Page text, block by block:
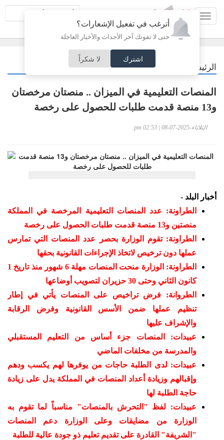
أترغب في تفعيل الإشعارات؟
حتى لا تفوتك آخر الأحداث والأخبار العاجلة
اشترك لا شكراً
الرئيسية
المنصات التعليمية في الميزان .. منصتان مرخصتان
و13 منصة قدمت طلبات للحصول على رخصة
الثلاثاء-2025-07-08 | 02:53 pm
أخبار البلد -
الطراونة: عدد المنصات التعليمية المرخصة في المملكة
منصتين و13 منصة قدمت طلبات الحصول على رخصة
الطراونة: تقوم الوزارة بحصر عدد المنصات التي تمارس
عملها دون ترخيص لاتخاذ الإجراءات القانونية بحقها
الطراونة: الوزارة منحت المنصات مهلة 6 شهور منذ تاريخ 1
كانون الثاني وحتى 30 حزيران لتصويب أوضاعها
الطروانة: فرض تراخيص على المنصات يأتي في إطار
تنظيم عملها ضمن الأسس القانونية وفرض الرقابة
والإشراف عليها
عبيدات: المنصات جزء أساس من التعليم المستقبلي
والمدرسة من مخلفات الماضي
عبيدات: لدى الطلبة حاجات من يوفرها لهم يكسب ودهم
وإقبالهم وزيادة أعداد المنصات في المملكة يدل على زيادة
حاجة الطلبة لها
عبيدات: لفظ "التحرش بالمنصات" مناسباً لما تقوم به
الوزارة من مضايقات وعلى الوزارة دعم المنصات
"الشريفة" القادرة على تقديم تعليم ذو جودة عالية للطلبة